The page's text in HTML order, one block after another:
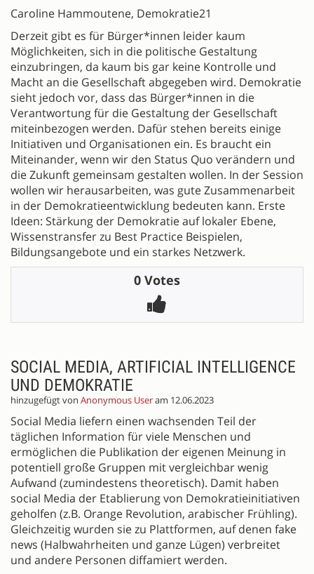
Caroline Hammoutene, Demokratie21
Derzeit gibt es für Bürger*innen leider kaum
Möglichkeiten, sich in die politische Gestaltung
einzubringen, da kaum bis gar keine Kontrolle und
Macht an die Gesellschaft abgegeben wird. Demokratie
sieht jedoch vor, dass das Bürger*innen in die
Verantwortung für die Gestaltung der Gesellschaft
miteinbezogen werden. Dafür stehen bereits einige
Initiativen und Organisationen ein. Es braucht ein
Miteinander, wenn wir den Status Quo verändern und
die Zukunft gemeinsam gestalten wollen. In der Session
wollen wir herausarbeiten, was gute Zusammenarbeit
in der Demokratieentwicklung bedeuten kann. Erste
Ideen: Stärkung der Demokratie auf lokaler Ebene,
Wissenstransfer zu Best Practice Beispielen,
Bildungsangebote und ein starkes Netzwerk.
0 Votes
SOCIAL MEDIA, ARTIFICIAL INTELLIGENCE
UND DEMOKRATIE
hinzugefügt von Anonymous Useram 12.06.2023
Social Media liefern einen wachsenden Teil der
täglichen Information für viele Menschen und
ermöglichen die Publikation der eigenen Meinung in
potentiell große Gruppen mit vergleichbar wenig
Aufwand (zumindestens theoretisch). Damit haben
social Media der Etablierung von Demokratieinitiativen
geholfen (z.B. Orange Revolution, arabischer Frühling).
Gleichzeitig wurden sie zu Plattformen, auf denen fake
news (Halbwahrheiten und ganze Lügen) verbreitet
und andere Personen diffamiert werden.